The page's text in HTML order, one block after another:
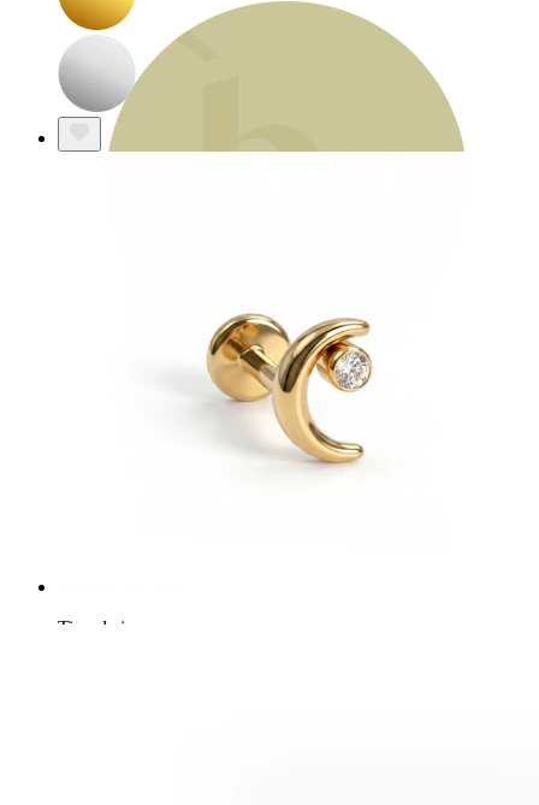
Bodymod Essentials
Tipo de joya